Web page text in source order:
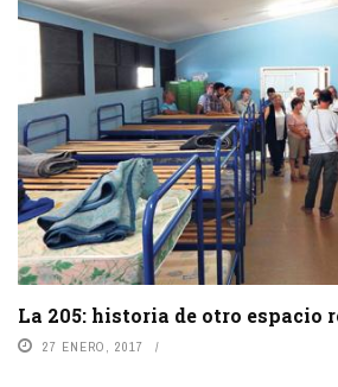
La 205: historia de otro espacio
27 ENERO, 2017